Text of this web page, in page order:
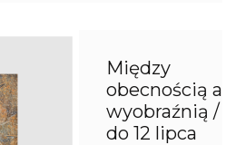
Między
obecnością a
wyobraźnią /
do 12 lipca